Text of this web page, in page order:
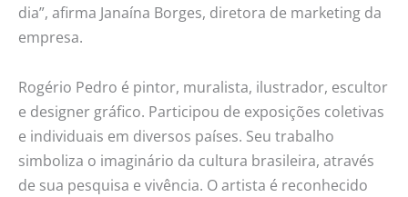
dia”, afirma Janaína Borges, diretora de marketing da
empresa.
Rogério Pedro é pintor, muralista, ilustrador, escultor
e designer gráfico. Participou de exposições coletivas
e individuais em diversos países. Seu trabalho
simboliza o imaginário da cultura brasileira, através
de sua pesquisa e vivência. O artista é reconhecido